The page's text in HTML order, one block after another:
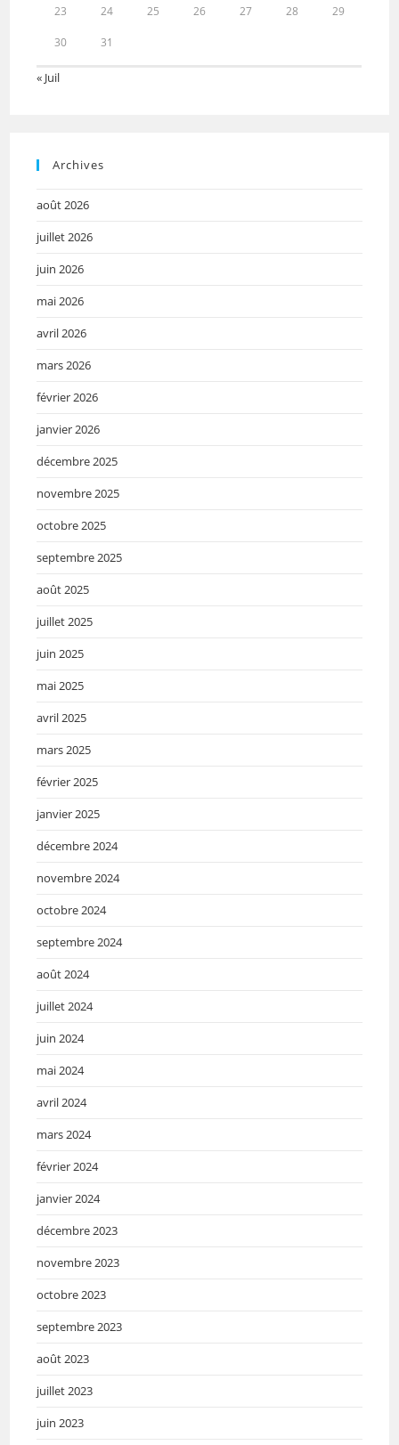
23 24 25 26 27 28 29
30 31
« Juil
Archives
août 2026
juillet 2026
juin 2026
mai 2026
avril 2026
mars 2026
février 2026
janvier 2026
décembre 2025
novembre 2025
octobre 2025
septembre 2025
août 2025
juillet 2025
juin 2025
mai 2025
avril 2025
mars 2025
février 2025
janvier 2025
décembre 2024
novembre 2024
octobre 2024
septembre 2024
août 2024
juillet 2024
juin 2024
mai 2024
avril 2024
mars 2024
février 2024
janvier 2024
décembre 2023
novembre 2023
octobre 2023
septembre 2023
août 2023
juillet 2023
juin 2023